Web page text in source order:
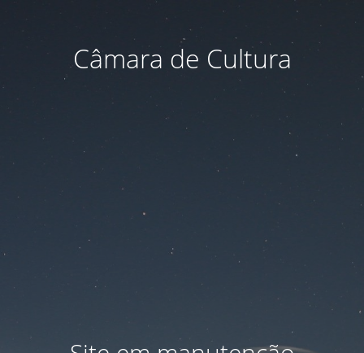
Câmara de Cultura